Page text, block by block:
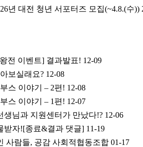
년 대전 청년 서포터즈 모집(~4.8.(수))
전 이벤트] 결과발표! 12-09
보실래요? 12-08
스 이야기 – 2편! 12-08
스 이야기 – 1편! 12-07
생님과 지원센터가 만났다!? 12-06
받자![종료&결과 댓글] 11-19
사람들, 공감 사회적협동조합 01-17